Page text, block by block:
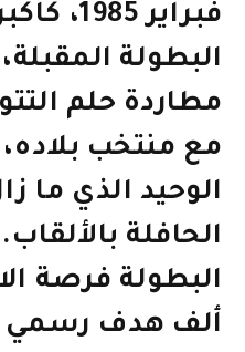
فبراير
البطولة
مطاردة حلم
مع منتخب بلاده،
الوحيد الذي ما
الحافلة
البطولة فرصة
ألف هدف رسمي